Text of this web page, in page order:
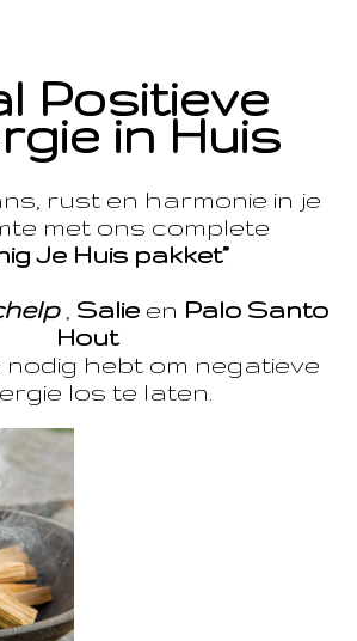
Positieve
in Huis
rust en harmonie in je
met ons complete
Je Huis pakket”
, Salie en Palo Santo
Hout
nodig hebt om negatieve
los te laten.